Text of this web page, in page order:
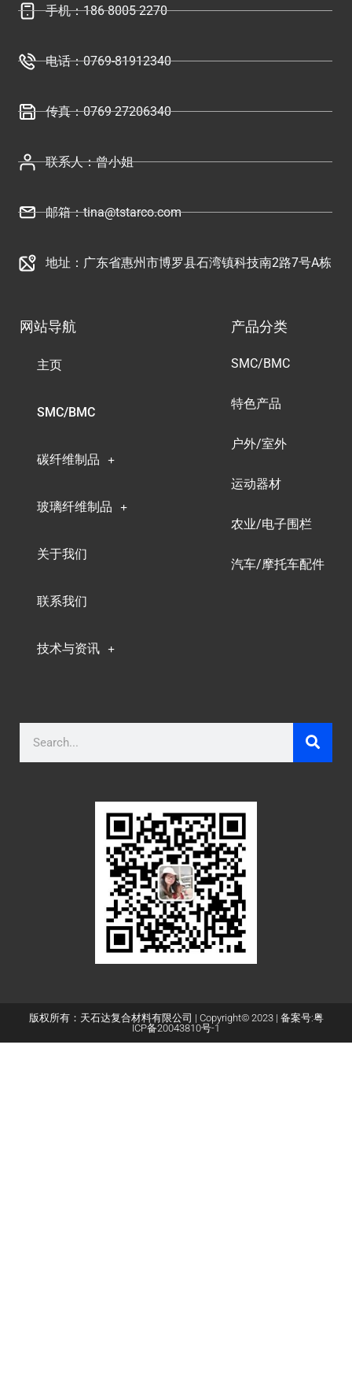
手机：186 8005 2270
电话：0769-81912340
传真：0769 27206340
联系人：曾小姐
邮箱：tina@tstarco.com
地址：广东省惠州市博罗县石湾镇科技南2路7号A栋
网站导航
主页
SMC/BMC
碳纤维制品
玻璃纤维制品
关于我们
联系我们
技术与资讯
产品分类
SMC/BMC
特色产品
户外/室外
运动器材
农业/电子围栏
汽车/摩托车配件
版权所有：天石达复合材料有限公司 | Copyright© 2023 | 备案号:粤
ICP备20043810号-1